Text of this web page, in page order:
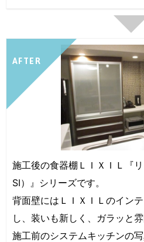
AFTER
施工後の食器棚ＬＩＸＩＬ『
SI）』シリーズです。
背面壁にはＬＩＸＩＬのイン
し、装いも新しく、ガラッと
施工前のシステムキッチンの